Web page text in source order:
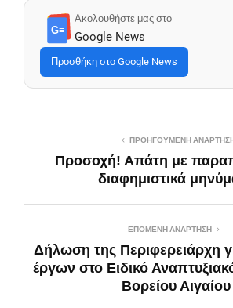
G≡
Ακολουθήστε μας στο
Google News
Προσθήκη στο Google News
ΠΡΟΗΓΟΎΜΕΝΗ
Προσοχή! Απάτη με
διαφημιστικά
ΕΠΌΜΕΝΗ ΑΝΆΡΤΗΣΗ
Δήλωση της Περιφερειάρχη
έργων στο Ειδικό
Βορείου Αιγαίου